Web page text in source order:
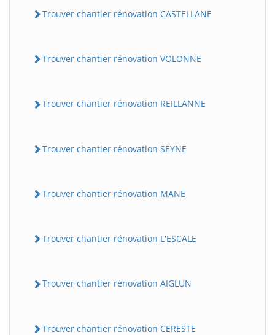
Trouver chantier rénovation CASTELLANE
Trouver chantier rénovation VOLONNE
Trouver chantier rénovation REILLANNE
Trouver chantier rénovation SEYNE
Trouver chantier rénovation MANE
Trouver chantier rénovation L'ESCALE
Trouver chantier rénovation AIGLUN
Trouver chantier rénovation CERESTE